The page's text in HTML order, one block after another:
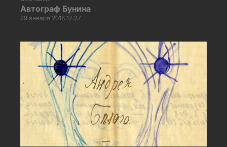
Автограф Бунина
29 января 2016 17:27